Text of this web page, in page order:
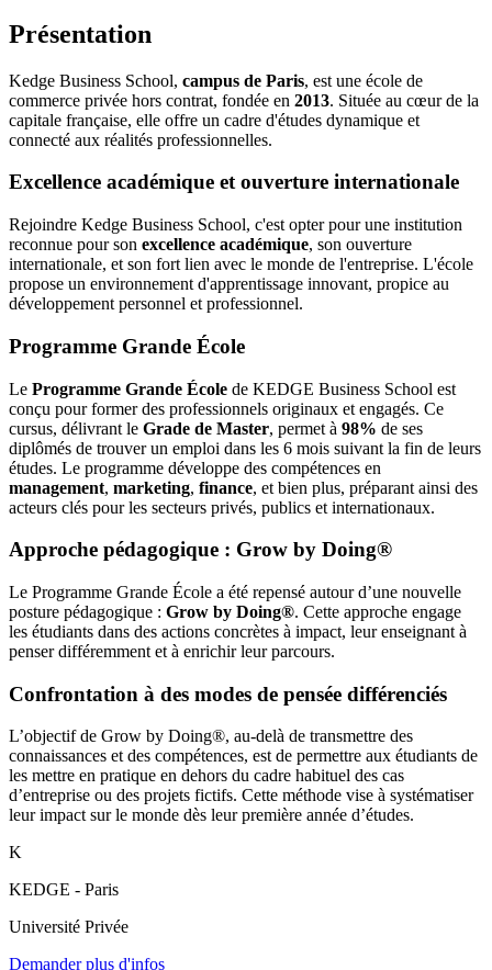
Présentation
Kedge Business School, campus de Paris, est une école de
commerce privée hors contrat, fondée en 2013. Située au cœur de la
capitale française, elle offre un cadre d'études dynamique et
connecté aux réalités professionnelles.
Excellence académique et ouverture internationale
Rejoindre Kedge Business School, c'est opter pour une institution
reconnue pour son excellence académique, son ouverture
internationale, et son fort lien avec le monde de l'entreprise. L'école
propose un environnement d'apprentissage innovant, propice au
développement personnel et professionnel.
Programme Grande École
Le Programme Grande École de KEDGE Business School est
conçu pour former des professionnels originaux et engagés. Ce
cursus, délivrant le Grade de Master, permet à 98% de ses
diplômés de trouver un emploi dans les 6 mois suivant la fin de leurs
études. Le programme développe des compétences en
management, marketing, finance, et bien plus, préparant ainsi des
acteurs clés pour les secteurs privés, publics et internationaux.
Approche pédagogique : Grow by Doing®
Le Programme Grande École a été repensé autour d’une nouvelle
posture pédagogique : Grow by Doing®. Cette approche engage
les étudiants dans des actions concrètes à impact, leur enseignant à
penser différemment et à enrichir leur parcours.
Confrontation à des modes de pensée différenciés
L’objectif de Grow by Doing®, au-delà de transmettre des
connaissances et des compétences, est de permettre aux étudiants de
les mettre en pratique en dehors du cadre habituel des cas
d’entreprise ou des projets fictifs. Cette méthode vise à systématiser
leur impact sur le monde dès leur première année d’études.
K
KEDGE - Paris
Université Privée
Demander plus d'infos